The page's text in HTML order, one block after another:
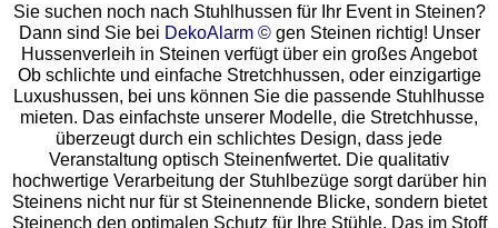
Sie suchen noch nach Stuhlhussen für Ihr Event in Steinen?
Dann sind Sie bei DekoAlarm ©gen Steinen richtig! Unser
Hussenverleih in Steinen verfügt über ein großes Angebot
Ob schlichte und einfache Stretchhussen, oder einzigartige
Luxushussen, bei uns können Sie die passende Stuhlhusse
mieten. Das einfachste unserer Modelle, die Stretchhusse,
überzeugt durch ein schlichtes Design, dass jede
Veranstaltung optisch Steinenfwertet. Die qualitativ
hochwertige Verarbeitung der Stuhlbezüge sorgt darüber hin
Steinens nicht nur für st Steinennende Blicke, sondern bietet
Steinench den optimalen Schutz für Ihre Stühle. Das im Stoff